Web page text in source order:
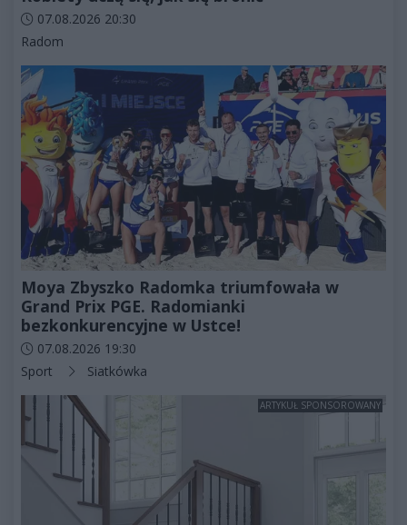
Data dodania artykułu:
07.08.2026 20:30
Kategorie artykułu:
Radom
Moya Zbyszko Radomka triumfowała w
Grand Prix PGE. Radomianki
bezkonkurencyjne w Ustce!
Data dodania artykułu:
07.08.2026 19:30
Kategorie artykułu:
Sport Siatkówka
ARTYKUŁ SPONSOROWANY